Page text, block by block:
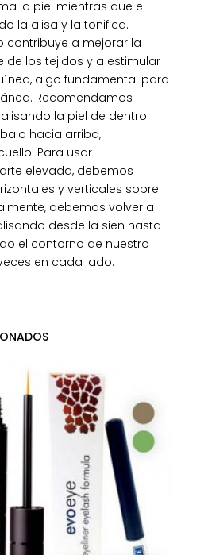
la piel mientras que el
la alisa y la tonifica.
contribuye a mejorar la
de los tejidos y a estimular
algo fundamental para
Recomendamos
la piel de dentro
hacia arriba,
Para usar
elevada, debemos
y verticales sobre
debemos volver a
desde la sien hasta
el contorno de nuestro
en cada lado.